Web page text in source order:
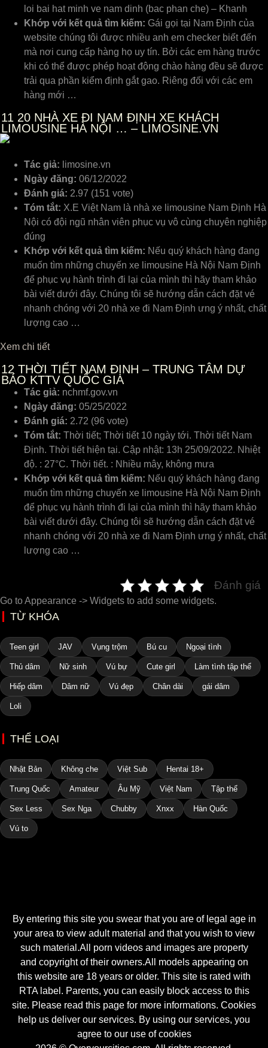
loi bai hat minh ve nam dinh (bac phan che) – Khanh
Khớp với kết quả tìm kiếm: Gái gọi tại Nam Định của
website chúng tôi được nhiều anh em checker biết đến
mà nơi cung cấp hàng họ uy tín. Bởi các em hàng trước
khi có thể được phép hoạt động chào hàng đều sẽ được
trải qua phần kiểm định gắt gao. Riêng đối với các em
hàng mới …
11 20 NHÀ XE ĐI NAM ĐỊNH XE KHÁCH
LIMOUSINE HÀ NỘI … – LIMOSINE.VN
Tác giả: limosine.vn
Ngày đăng: 06/12/2022
Đánh giá: 2.97 (151 vote)
Tóm tắt: X.E Việt Nam là nhà xe limousine Nam Định Hà
Nội có đội ngũ nhân viên phục vụ vô cùng chuyên nghiệp
đúng
Khớp với kết quả tìm kiếm: Nếu quý khách hàng đang
muốn tìm những chuyến xe limousine Hà Nội Nam Định
để phục vụ hành trình đi lại của mình thì hãy tham khảo
bài viết dưới đây. Chúng tôi sẽ hướng dẫn cách đặt vé
nhanh chóng với 20 nhà xe đi Nam Định ưng ý nhất, chất
lượng cao …
Xem chi tiết
12 THỜI TIẾT NAM ĐỊNH – TRUNG TÂM DỰ
BÁO KTTV QUỐC GIA
Tác giả: nchmf.gov.vn
Ngày đăng: 05/25/2022
Đánh giá: 2.72 (96 vote)
Tóm tắt: Thời tiết; Thời tiết 10 ngày tới. Thời tiết Nam
Định. Thời tiết hiện tại. Cập nhật: 13h 25/09/2022. Nhiệt
độ. : 27°C. Thời tiết. : Nhiều mây, không mưa
Khớp với kết quả tìm kiếm: Nếu quý khách hàng đang
muốn tìm những chuyến xe limousine Hà Nội Nam Định
để phục vụ hành trình đi lại của mình thì hãy tham khảo
bài viết dưới đây. Chúng tôi sẽ hướng dẫn cách đặt vé
nhanh chóng với 20 nhà xe đi Nam Định ưng ý nhất, chất
lượng cao …
Đánh giá
Go to Appearance -> Widgets to add some widgets.
TỪ KHÓA
Teen girl JAV Vụng trộm Bú cu Ngoại tình
Thủ dâm Nữ sinh Vú bự Cute girl Làm tình tập thể
Hiếp dâm Dâm nữ Vú đẹp Chân dài gái dâm
Loli
THỂ LOẠI
Nhật Bản Không che Việt Sub Hentai 18+
Trung Quốc Amateur Âu Mỹ Việt Nam Tập thể
Sex Less Sex Nga Chubby Xnxx Hàn Quốc
Vú to
By entering this site you swear that you are of legal age in
your area to view adult material and that you wish to view
such material.All porn videos and images are property
and copyright of their owners.All models appearing on
this website are 18 years or older. This site is rated with
RTA label. Parents, you can easily block access to this
site. Please read this page for more informations. Cookies
help us deliver our services. By using our services, you
agree to our use of cookies